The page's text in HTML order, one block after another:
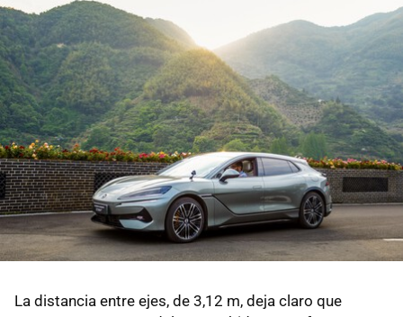
La distancia entre ejes, de 3,12 m, deja claro que